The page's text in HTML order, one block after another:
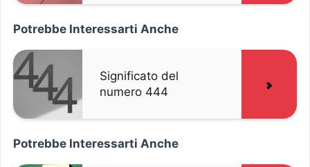
Potrebbe Interessarti Anche
Significato del
numero 444
Potrebbe Interessarti Anche